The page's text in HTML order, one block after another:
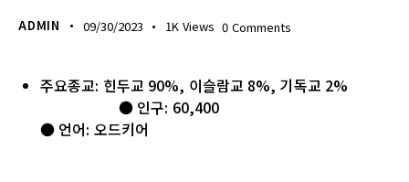
ADMIN 09/30/2023 1K Views 0 Comments
주요종교: 힌두교 90%, 이슬람교 8%, 기독교 2%
● 인구: 60,400
● 언어: 오드키어